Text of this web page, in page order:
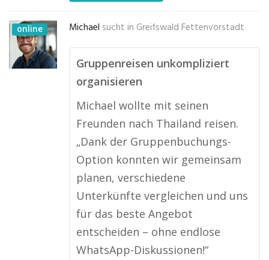
online Michael sucht in Greifswald Fettenvorstadt
Gruppenreisen unkompliziert
organisieren
Michael wollte mit seinen
Freunden nach Thailand reisen.
„Dank der Gruppenbuchungs-
Option konnten wir gemeinsam
planen, verschiedene
Unterkünfte vergleichen und uns
für das beste Angebot
entscheiden – ohne endlose
WhatsApp-Diskussionen!“